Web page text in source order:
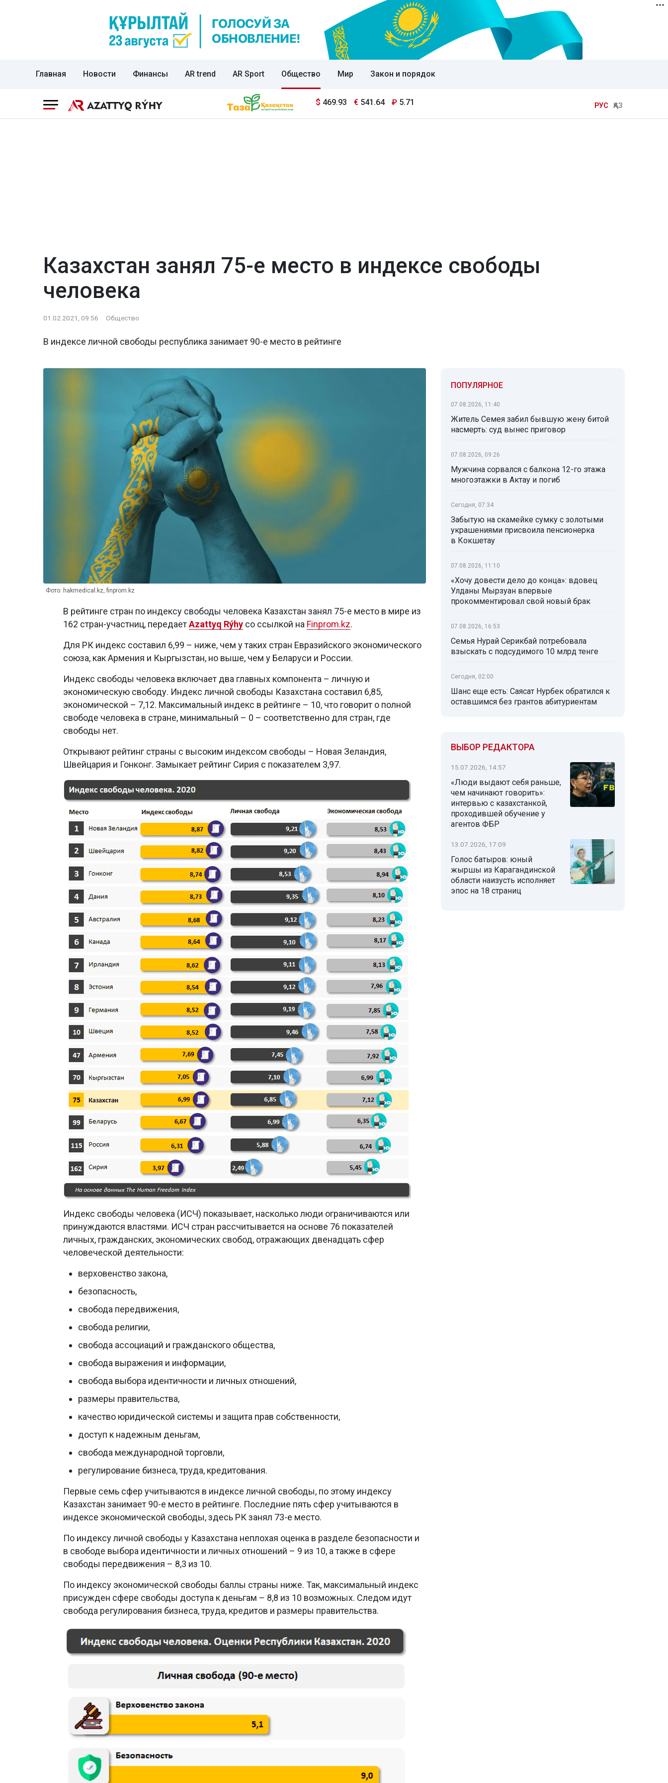
Главная Новости Финансы AR trend AR Sport Общество Мир Закон и порядок
$ 469.93 € 541.64 ₽ 5.71 РУС ҚАЗ
Казахстан занял 75-е место в индексе свободы
человека
01.02.2021, 09:56 Общество
В индексе личной свободы республика занимает 90-е место в рейтинге
Фото: hakmedical.kz, finprom.kz
В рейтинге стран по индексу свободы человека Казахстан занял 75-е место в мире из
162 стран-участниц, передаетAzattyq Rýhy со ссылкой на Finprom.kz.
Для РК индекс составил 6,99 – ниже, чем у таких стран Евразийского экономического
союза, как Армения и Кыргызстан, но выше, чем у Беларуси и России.
Индекс свободы человека включает два главных компонента – личную и
экономическую свободу. Индекс личной свободы Казахстана составил 6,85,
экономической – 7,12. Максимальный индекс в рейтинге – 10, что говорит о полной
свободе человека в стране, минимальный – 0 – соответственно для стран, где
свободы нет.
Открывают рейтинг страны с высоким индексом свободы – Новая Зеландия,
Швейцария и Гонконг. Замыкает рейтинг Сирия с показателем 3,97.
Индекс свободы человека (ИСЧ) показывает, насколько люди ограничиваются или
принуждаются властями. ИСЧ стран рассчитывается на основе 76 показателей
личных, гражданских, экономических свобод, отражающих двенадцать сфер
человеческой деятельности:
верховенство закона,
безопасность,
свобода передвижения,
свобода религии,
свобода ассоциаций и гражданского общества,
свобода выражения и информации,
свобода выбора идентичности и личных отношений,
размеры правительства,
качество юридической системы и защита прав собственности,
доступ к надежным деньгам,
свобода международной торговли,
регулирование бизнеса, труда, кредитования.
Первые семь сфер учитываются в индексе личной свободы, по этому индексу
Казахстан занимает 90-е место в рейтинге. Последние пять сфер учитываются в
индексе экономической свободы, здесь РК занял 73-е место.
По индексу личной свободы у Казахстана неплохая оценка в разделе безопасности и
в свободе выбора идентичности и личных отношений – 9 из 10, а также в сфере
свободы передвижения – 8,3 из 10.
По индексу экономической свободы баллы страны ниже. Так, максимальный индекс
присужден сфере свободы доступа к деньгам – 8,8 из 10 возможных. Следом идут
свобода регулирования бизнеса, труда, кредитов и размеры правительства.
ПОПУЛЯРНОЕ
07.08.2026, 11:40
Житель Семея забил бывшую жену битой
насмерть: суд вынес приговор
07.08.2026, 09:26
Мужчина сорвался с балкона 12-го этажа
многоэтажки в Актау и погиб
Сегодня, 07:34
Забытую на скамейке сумку с золотыми
украшениями присвоила пенсионерка
в Кокшетау
07.08.2026, 11:10
«Хочу довести дело до конца»: вдовец
Улданы Мырзуан впервые
прокомментировал свой новый брак
07.08.2026, 16:53
Семья Нурай Серикбай потребовала
взыскать с подсудимого 10 млрд тенге
Сегодня, 02:00
Шанс еще есть: Саясат Нурбек обратился к
оставшимся без грантов абитуриентам
ВЫБОР РЕДАКТОРА
15.07.2026, 14:57
«Люди выдают себя раньше,
чем начинают говорить»:
интервью с казахстанкой,
проходившей обучение у
агентов ФБР
13.07.2026, 17:09
Голос батыров: юный
жыршы из Карагандинской
области наизусть исполняет
эпос на 18 страниц